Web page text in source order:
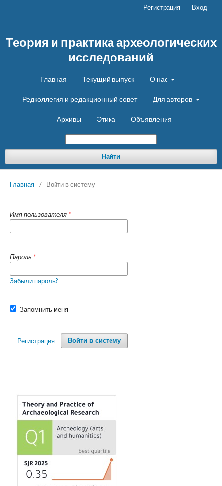
Теория и практика археологических
исследований
Главная Текущий выпуск О нас
Редколлегия и редакционный совет Для авторов
Архивы Этика Объявления
Найти
Регистрация Вход
Главная / Войти в систему
Имя пользователя *
Пароль *
Забыли пароль?
Запомнить меня
Войти в систему
Регистрация